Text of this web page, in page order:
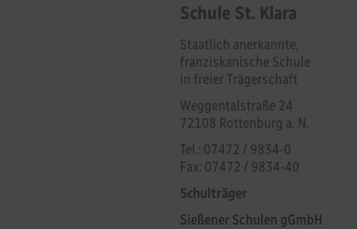
Schule St. Klara
Staatlich anerkannte,
franziskanische Schule
in freier Trägerschaft
Weggentalstraße 24
72108 Rottenburg a. N.
Tel.: 07472 / 9834-0
Fax: 07472 / 9834-40
Schulträger
Sießener Schulen gGmbH